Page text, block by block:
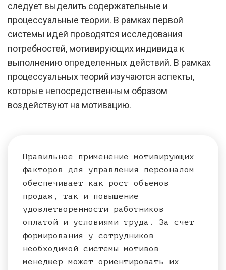
следует выделить содержательные и
процессуальные теории. В рамках первой
системы идей проводятся исследования
потребностей, мотивирующих индивида к
выполнению определенных действий. В рамках
процессуальных теорий изучаются аспекты,
которые непосредственным образом
воздействуют на мотивацию.
Правильное применение мотивирующих
факторов для управления персоналом
обеспечивает как рост объемов
продаж, так и повышение
удовлетворенности работников
оплатой и условиями труда. За счет
формирования у сотрудников
необходимой системы мотивов
менеджер может ориентировать их